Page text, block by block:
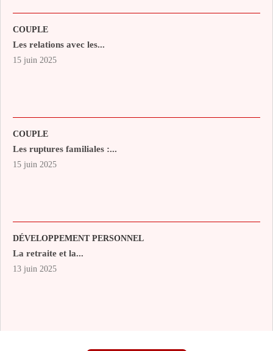
COUPLE
Les relations avec les...
15 juin 2025
COUPLE
Les ruptures familiales :...
15 juin 2025
DÉVELOPPEMENT PERSONNEL
La retraite et la...
13 juin 2025